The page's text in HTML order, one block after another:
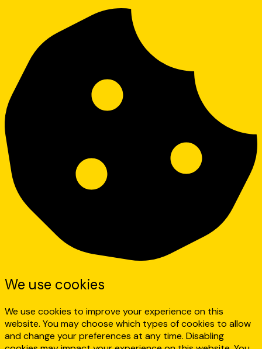
We use cookies
We use cookies to improve your experience on this
website. You may choose which types of cookies to allow
and change your preferences at any time. Disabling